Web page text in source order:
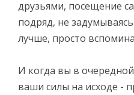
друзьями, посещение
подряд, не
лучше, просто
И когда вы в
ваши силы на исходе -